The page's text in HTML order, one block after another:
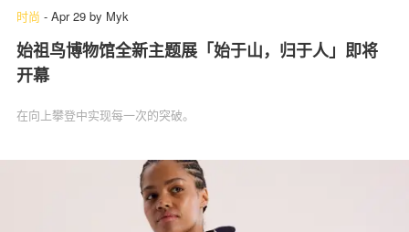
时尚 - Apr 29 by Myk
始祖鸟博物馆全新主题展「始于山，归于人」即将
开幕
在向上攀登中实现每一次的突破。